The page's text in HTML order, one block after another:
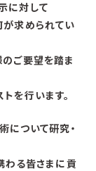
に対して
が求められてい
ご要望を踏ま
を行います。
について研究・
わる皆さまに貢